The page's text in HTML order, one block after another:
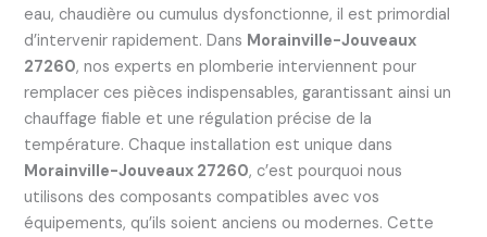
eau, chaudière ou cumulus dysfonctionne, il est primordial
d’intervenir rapidement. Dans Morainville-Jouveaux
27260, nos experts en plomberie interviennent pour
remplacer ces pièces indispensables, garantissant ainsi un
chauffage fiable et une régulation précise de la
température. Chaque installation est unique dans
Morainville-Jouveaux 27260, c’est pourquoi nous
utilisons des composants compatibles avec vos
équipements, qu’ils soient anciens ou modernes. Cette